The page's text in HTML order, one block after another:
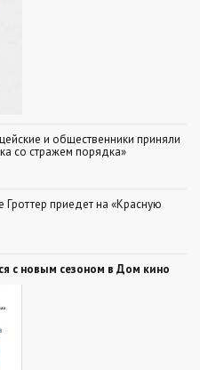
и общественники приняли
со стражем порядка»
Гроттер приедет на «Красную
с новым сезоном в Дом кино